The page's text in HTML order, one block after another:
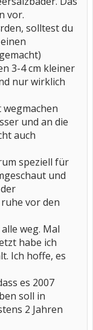
vor.
solltest du
3-4 cm kleiner
nur wirklich
und an die
auch
speziell für
und
vor den
weg. Mal
habe ich
Ich hoffe, es
es 2007
soll in
2 Jahren